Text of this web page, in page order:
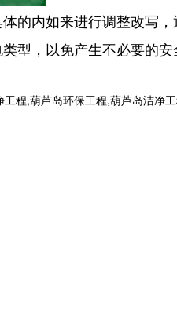
的内如来进行调整改写
型，以免产生不必要的
程,葫芦岛环保工程,葫芦岛洁净